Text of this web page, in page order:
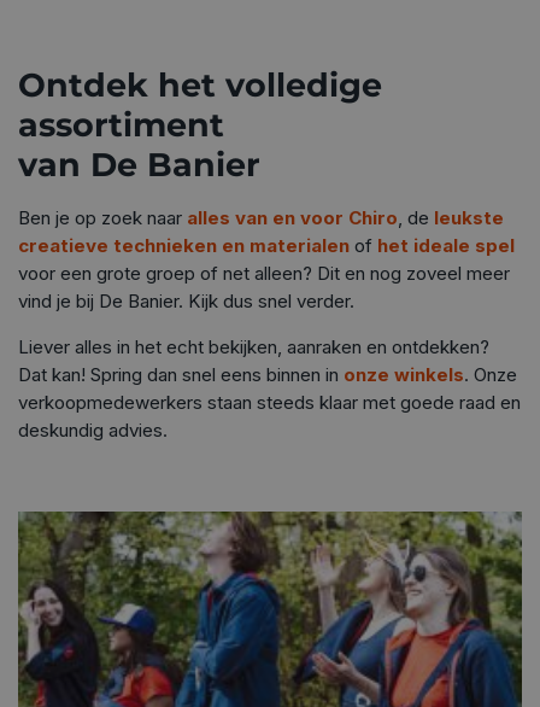
Ontdek het volledige
assortiment
van De Banier
Ben je op zoek naar alles van en voor Chiro, de leukste
creatieve technieken en materialen of het ideale spel
voor een grote groep of net alleen? Dit en nog zoveel meer
vind je bij De Banier. Kijk dus snel verder.
Liever alles in het echt bekijken, aanraken en ontdekken?
Dat kan! Spring dan snel eens binnen in onze winkels. Onze
verkoopmedewerkers staan steeds klaar met goede raad en
deskundig advies.